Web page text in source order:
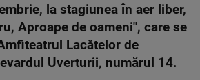
la stagiunea în aer liber,
Aproape de oameni", care se
Lacătelor de
Uverturii, numărul 14.